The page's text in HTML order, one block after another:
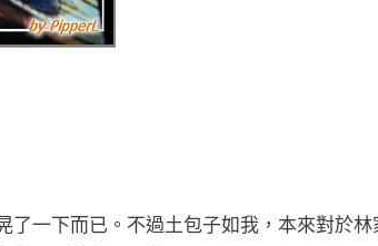
了一下而已。不過土包子如我，本來對於